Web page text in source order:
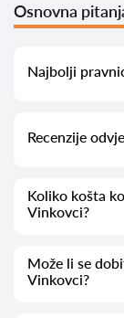
Osnovna
Najbolji
informacijama.
Recenzije
odvjetnicima. Ne
mogućnost
Koliko košta
Vinkovci?
nadalje (cijene
obliku odgovora).
Može li se
Vinkovci?